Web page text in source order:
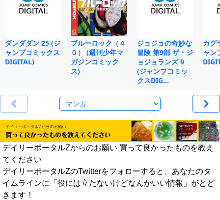
ダンダダン 25 (ジ
ャンプコミックス
DIGITAL)
ブルーロック（４
０） (週刊少年マ
ガジンコミック
ス)
ジョジョの奇妙な
冒険 第9部 ザ・ジ
ョジョランズ 9
(ジャンプコミッ
クスDIG…
カグ
ャン
デイリーポータルZからのお願い 買って良かったものを教え
てください
デイリーポータルZのTwitterをフォローすると、あなたのタ
イムラインに「役には立たないけどなんかいい情報」がとど
きます！